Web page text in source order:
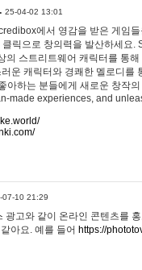
25-04-02 13:01
에서 영감을 받은 게임
클릭으로 창의력을 발산하세요
의 스트리트웨어 캐릭터를 통
운 캐릭터와 경쾌한 멜로디를
아하는 분들에게 새로운 창작
made experiences, and
07-10 21:29
광고와 같이 온라인 콘텐츠를
아요. 예를 들어 https://